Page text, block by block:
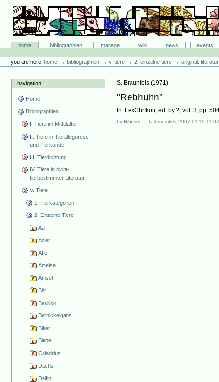
content.
navigation
Bibliographie-Portal
Sectionshome bibliographien manage wiki news
events
tools
you are here: home →bibliographien →v. tiere →2. einzelne tiere →original:
navigation
Home
Bibliographien
I. Tiere im Mittelalter
II. Tiere in Tierallegorese
und Tierkunde
III. Tierdichtung
IV. Tiere in nicht-
tierbestimmter Literatur
V. Tiere
1. Tierkategorien
2. Einzelne Tiere
Aal
Adler
Affe
Ameise
Amsel
Bär
Basilisk
Bernickelgans
Biber
Biene
Caladrius
Dachs
Delfin
S. Braunfels (1971)
"Rebhuhn"
In: LexChrIkon, ed. by ?, vol. 3, pp.
byBibuser —last modified2007-01-19 11:07